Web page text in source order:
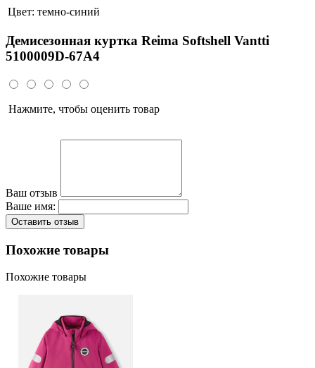
Цвет: темно-синий
Демисезонная куртка Reima Softshell Vantti
5100009D-67A4
Нажмите, чтобы оценить товар
Ваш отзыв
Ваше имя:
Оставить отзыв
Похожие товары
Похожие товары